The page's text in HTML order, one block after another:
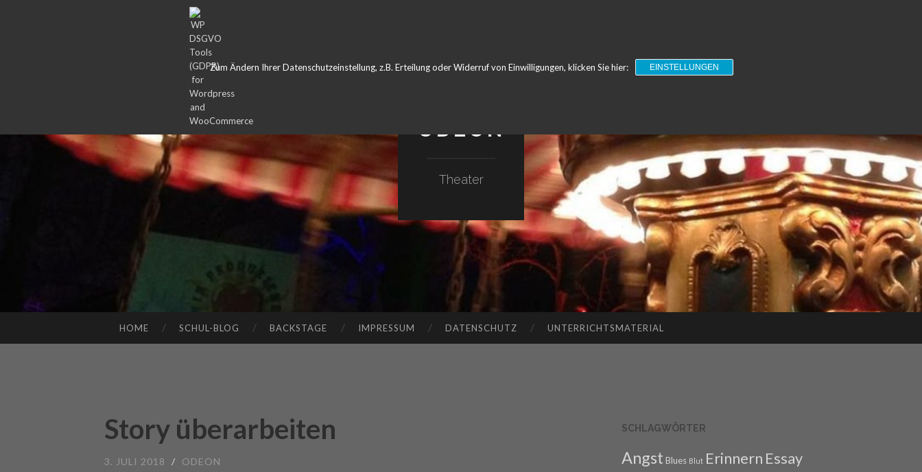
ODEON
Theater
HOME SCHUL-BLOG BACKSTAGE IMPRESSUM DATENSCHUTZ UNTERRICHTSMATERIAL
Story überarbeiten
3. JULI 2018 / ODEON
SCHLAGWÖRTER
Angst Blues Blut Erinnern Essay
Zum Ändern Ihrer Datenschutzeinstellung, z.B. Erteilung oder Widerruf von Einwilligungen, klicken Sie hier: EINSTELLUNGEN